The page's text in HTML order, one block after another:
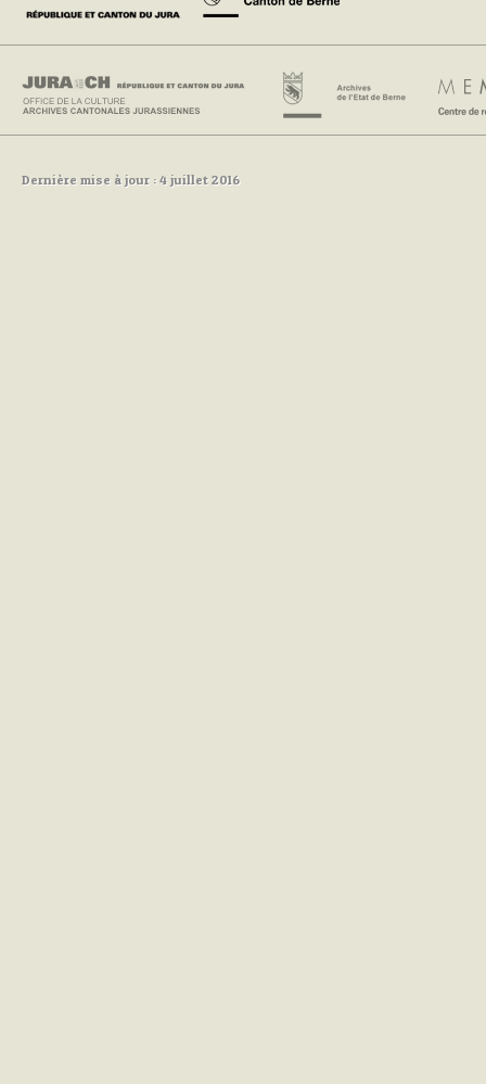
Dernière mise à jour : 4 juillet 2016